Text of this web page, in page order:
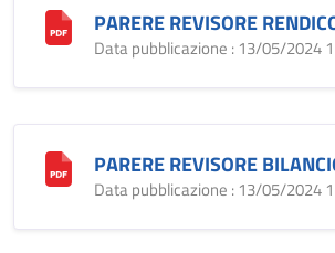
PARERE REVISORE
Data pubblicazione : 13/05/2024
PARERE REVISORE
Data pubblicazione : 13/05/2024